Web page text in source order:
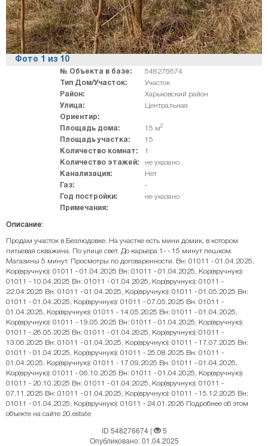
Фото 1 из 10
№ Объекта в базе:
548276674
Тип Дом/Участок:
Участок
Район:
Харьковский район
Улица:
Центральная
Ориентир:
Площадь дома:
15 м2
Площадь участка:
15
Количество комнат:
1
Количество этажей:
не указано
Канализация:
Нет
Газ:
-
Год постройки:
не указано
Примечания:
Описание:
Продам участок в Безлюдовке. На участке есть мини домик, в котором
питьевая скважина. По улице свет. До карьера 1- - 15 минут пешком.
Магазины 5 минут. Просмотры по договаренности. Вн: 01011 - 01.04.2025,
Кор(вручную): 01011 - 01.04.2025 Вн: 01011 - 01.04.2025, Кор(вручную):
01011 - 10.04.2025 Вн: 01011 - 01.04.2025, Кор(вручную): 01011 -
22.04.2025 Вн: 01011 - 01.04.2025, Кор(вручную): 01011 - 01.05.2025 Вн:
01011 - 01.04.2025, Кор(вручную): 01011 - 07.05.2025 Вн: 01011 -
01.04.2025, Кор(вручную): 01011 - 14.05.2025 Вн: 01011 - 01.04.2025,
Кор(вручную): 01011 - 19.05.2025 Вн: 01011 - 01.04.2025, Кор(вручную):
01011 - 26.05.2025 Вн: 01011 - 01.04.2025, Кор(вручную): 01011 -
13.06.2025 Вн: 01011 - 01.04.2025, Кор(вручную): 01011 - 17.07.2025 Вн:
01011 - 01.04.2025, Кор(вручную): 01011 - 25.08.2025 Вн: 01011 -
01.04.2025, Кор(вручную): 01011 - 17.09.2025 Вн: 01011 - 01.04.2025,
Кор(вручную): 01011 - 06.10.2025 Вн: 01011 - 01.04.2025, Кор(вручную):
01011 - 20.10.2025 Вн: 01011 - 01.04.2025, Кор(вручную): 01011 -
07.11.2025 Вн: 01011 - 01.04.2025, Кор(вручную): 01011 - 15.12.2025 Вн:
01011 - 01.04.2025, Кор(вручную): 01011 - 24.01.2026 Подробнее об этом
объекте на сайте 20.estate
ID 548276674 |
5
Опубликовано: 01.04.2025